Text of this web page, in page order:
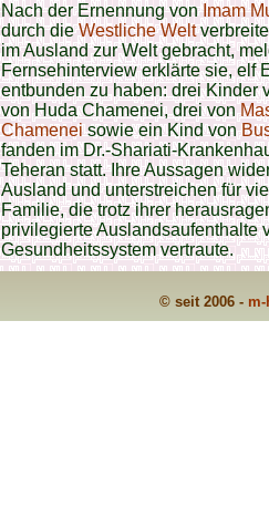
Nach der Ernennung vonImam
durch dieWestliche Welt
im Ausland zur Welt gebracht,
Fernsehinterview erklärte sie, elf
entbunden zu haben: drei Kinder
von Huda Chamenei, drei von
Chameneisowie ein Kind von
fanden im Dr.-Shariati-
Teheran statt. Ihre Aussagen
Ausland und unterstreichen für
Familie, die trotz ihrer
privilegierte Auslandsaufenthalte
Gesundheitssystem vertraute.
© seit 2006 -